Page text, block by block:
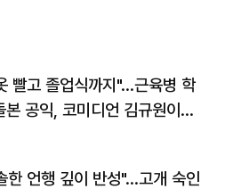
빨고 졸업식까지"…근육병 학
본 공익, 코미디언 김규원이었
한 언행 깊이 반성"…고개 숙인